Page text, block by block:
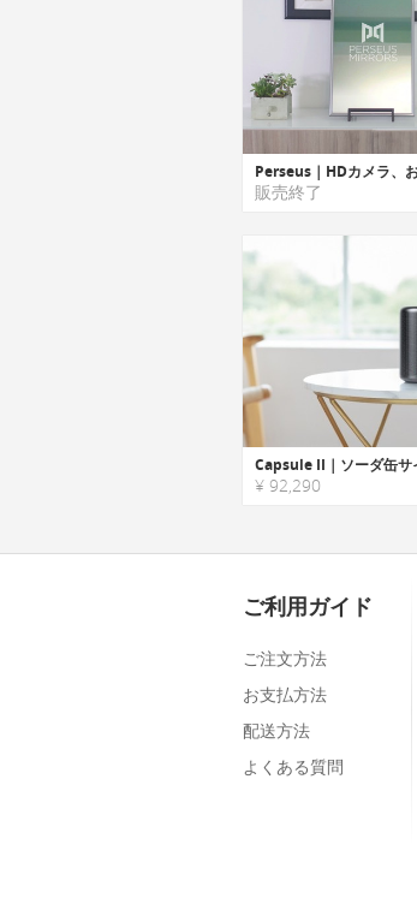
販売終了
¥ 92,290
ご利用ガイド
ご注文方法
お支払方法
配送方法
よくある質問